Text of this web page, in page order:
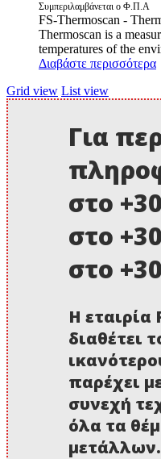
price
was:
4.500,00 €.
Συμπεριλαμβάνεται ο Φ.Π.Α
FS-Thermoscan -
Thermoscan is a
temperatures of the
Διαβάστε περισσότερα
Grid view List view
Για
στο
στο
στο
Η εταιρία
διαθέτει
παρέχει
συνεχή
όλα τα
μετάλλων.